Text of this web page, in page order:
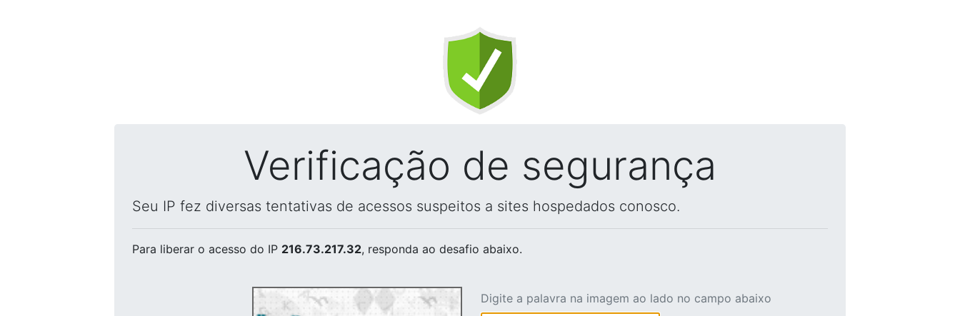
Verificação de segurança
Seu IP fez diversas tentativas de acessos suspeitos a sites hospedados conosco.
Para liberar o acesso do IP 216.73.217.32, responda ao desafio abaixo.
Digite a palavra na imagem ao lado no campo abaixo